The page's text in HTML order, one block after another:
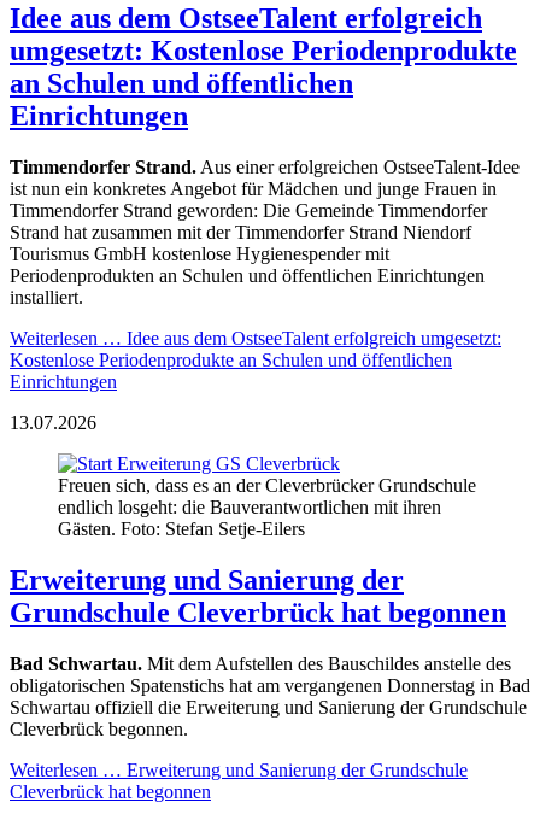
Idee aus dem OstseeTalent erfolgreich
umgesetzt: Kostenlose Periodenprodukte
an Schulen und öffentlichen
Einrichtungen
Timmendorfer Strand. Aus einer erfolgreichen OstseeTalent-Idee
ist nun ein konkretes Angebot für Mädchen und junge Frauen in
Timmendorfer Strand geworden: Die Gemeinde Timmendorfer
Strand hat zusammen mit der Timmendorfer Strand Niendorf
Tourismus GmbH kostenlose Hygienespender mit
Periodenprodukten an Schulen und öffentlichen Einrichtungen
installiert.
Weiterlesen … Idee aus dem OstseeTalent erfolgreich umgesetzt:
Kostenlose Periodenprodukte an Schulen und öffentlichen
Einrichtungen
13.07.2026
Freuen sich, dass es an der Cleverbrücker Grundschule
endlich losgeht: die Bauverantwortlichen mit ihren
Gästen. Foto: Stefan Setje-Eilers
Erweiterung und Sanierung der
Grundschule Cleverbrück hat begonnen
Bad Schwartau. Mit dem Aufstellen des Bauschildes anstelle des
obligatorischen Spatenstichs hat am vergangenen Donnerstag in Bad
Schwartau offiziell die Erweiterung und Sanierung der Grundschule
Cleverbrück begonnen.
Weiterlesen … Erweiterung und Sanierung der Grundschule
Cleverbrück hat begonnen